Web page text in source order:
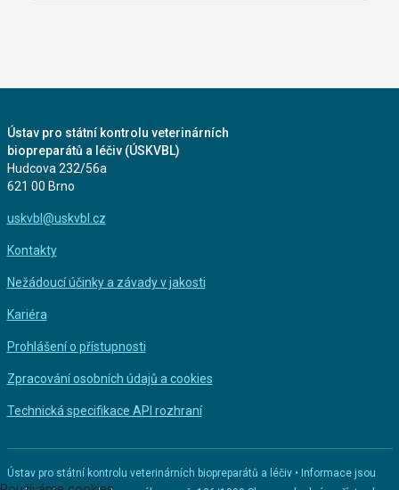
Ústav pro státní kontrolu veterinárních
biopreparátů a léčiv (ÚSKVBL)
Hudcova 232/56a
621 00 Brno
uskvbl@uskvbl.cz
Kontakty
Nežádoucí účinky a závady v jakosti
Kariéra
Prohlášení o přístupnosti
Zpracování osobních údajů a cookies
Technická specifikace API rozhraní
Ústav pro státní kontrolu veterinárních biopreparátů a léčiv • Informace jsou